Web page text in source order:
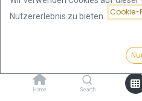
1.868,64€
Home Search
American Eagle
Nutzererlebnis zu bieten.
Cookie-